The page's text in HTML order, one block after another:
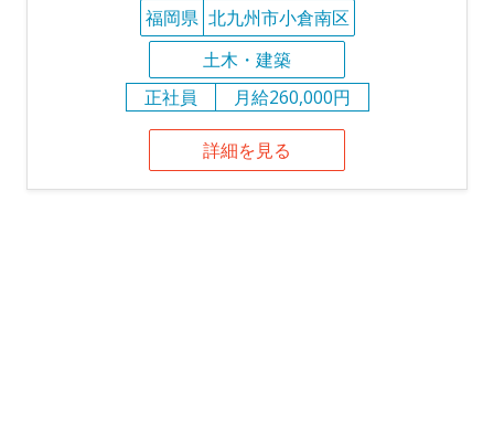
福岡県 北九州市小倉南区
土木・建築
正社員
月給260,000円
詳細を見る